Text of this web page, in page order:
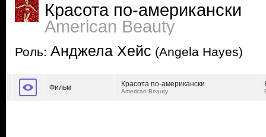
Красота по-американски
American Beauty
Роль: Анджела Хейс (Angela Hayes)
Фильм Красота по-американски
American Beauty